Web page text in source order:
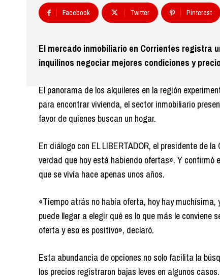
Facebook Twitter Pinterest
El mercado inmobiliario en Corrientes registra
inquilinos negociar mejores condiciones y
El panorama de los alquileres en la región
para encontrar vivienda, el sector inmobiliario
favor de quienes buscan un hogar.
En diálogo con EL LIBERTADOR, el presidente de
verdad que hoy está habiendo ofertas». Y
que se vivía hace apenas unos años.
«Tiempo atrás no había oferta, hoy hay
puede llegar a elegir qué es lo que más le conviene
oferta y eso es positivo», declaró.
Esta abundancia de opciones no solo facilita la
los precios registraron bajas leves en algunos